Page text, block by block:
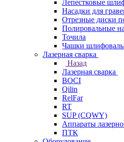
Лепестковые
Насадки для
Отрезные диски
Полировальные
Точила
Чашки
Лазерная сварка
Назад
Лазерная сварка
BOCI
Qilin
RelFar
RT
SUP (CQWY)
Аппараты
ПТК